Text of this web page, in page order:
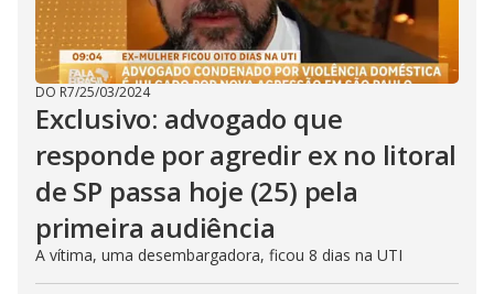
DO R7/25/03/2024
Exclusivo: advogado que
responde por agredir ex no litoral
de SP passa hoje (25) pela
primeira audiência
A vítima, uma desembargadora, ficou 8 dias na UTI